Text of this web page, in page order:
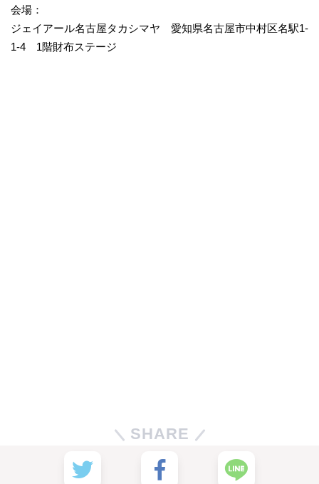
会場：
ジェイアール名古屋タカシマヤ 愛知県名古屋市中村区名駅1-
1-4 1階財布ステージ
SHARE